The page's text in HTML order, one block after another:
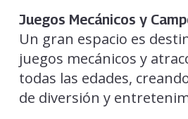
Juegos Mecánicos y
Un gran espacio es
juegos mecánicos y
todas las edades,
de diversión y